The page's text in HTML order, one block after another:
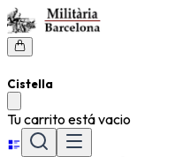
Cistella
Tu carrito está vacio